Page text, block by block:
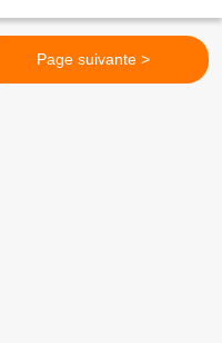
Page suivante >